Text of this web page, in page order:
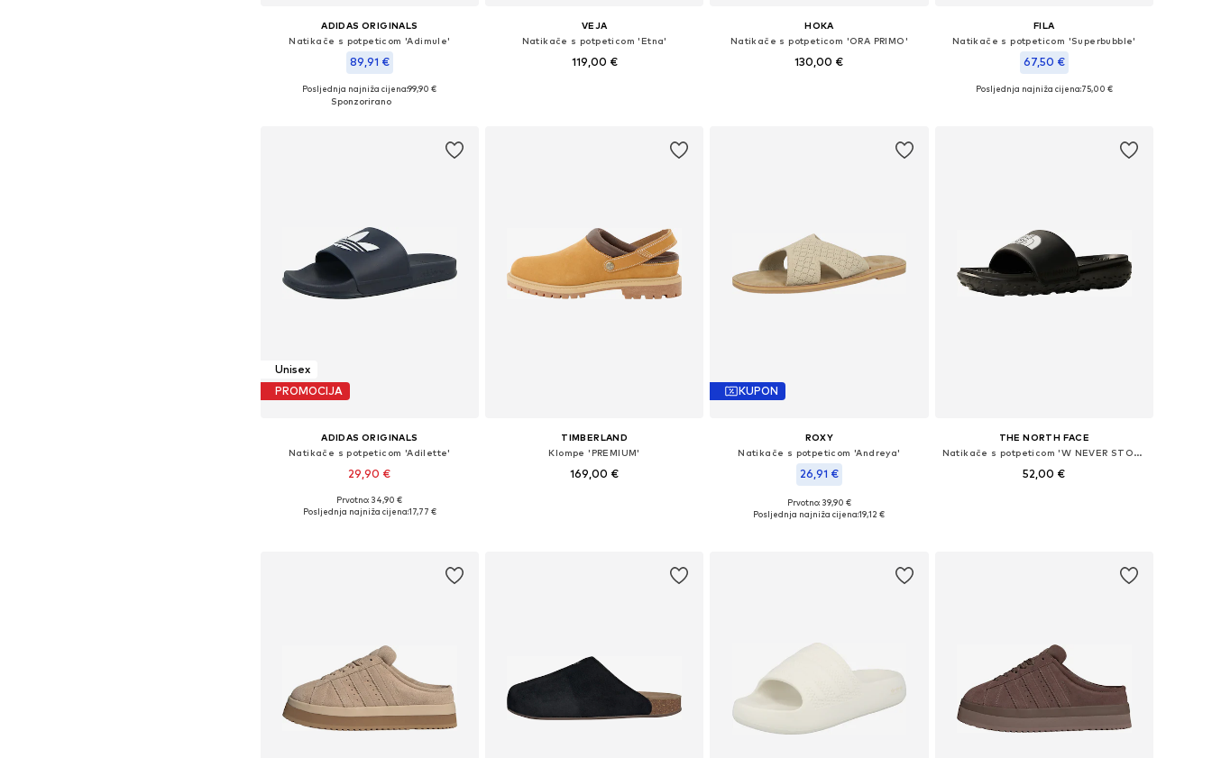
ADIDAS ORIGINALS
Natikače s potpeticom 'Adimule'
89,91 €
Dostupno u više veličina
Posljednja najniža cijena:99,90 €
VEJA
Natikače s potpeticom 'Etna'
119,00 €
HOKA
Natikače s potpeticom 'ORA PRIMO'
130,00 €
FILA
Natikače s potpeticom 'Superbubble'
67,50 €
Dostupne veličine: 38, 39, 40, 41
Posljednja najniža cijena:75,00 €
Unisex
PROMOCIJA
ADIDAS ORIGINALS
Natikače s potpeticom 'Adilette'
29,90 €
+ 3
Dostupno u više veličina
Prvotno: 34,90 €
Posljednja najniža cijena:17,77 €
TIMBERLAND
Klompe 'PREMIUM'
169,00 €
KUPON
ROXY
Natikače s potpeticom 'Andreya'
26,91 €
Dostupne veličine: 36, 37, 38, 40
Prvotno: 39,90 €
Posljednja najniža cijena:19,12 €
THE NORTH FACE
Natikače s potpeticom 'W NEVER STOP CUSH SLIDE'
52,00 €